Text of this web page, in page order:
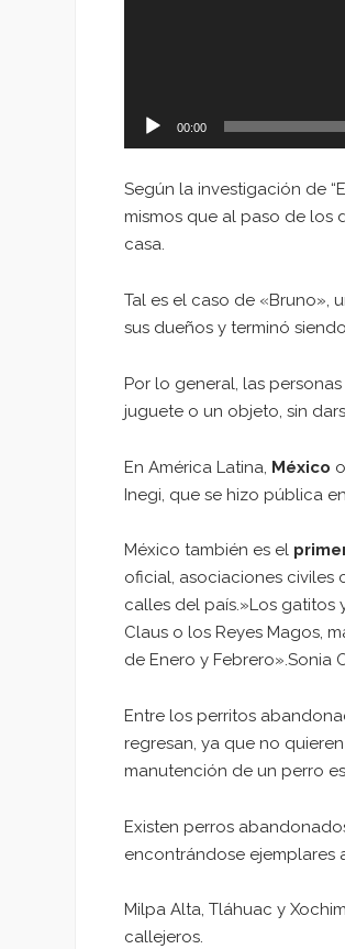
00:00
Según la investigación de
mismos que al paso de los
casa.
Tal es el caso de «Bruno»,
sus dueños y terminó
Por lo general, las
juguete o un objeto, sin
En América Latina, México
Inegi, que se hizo pública en
México también es el
oficial, asociaciones civiles
calles del país.»Los gatitos
Claus o los Reyes Magos,
de Enero y Febrero».Sonia
Entre los perritos
regresan, ya que no
manutención de un perro
Existen perros
encontrándose ejemplares
Milpa Alta, Tláhuac y
callejeros.